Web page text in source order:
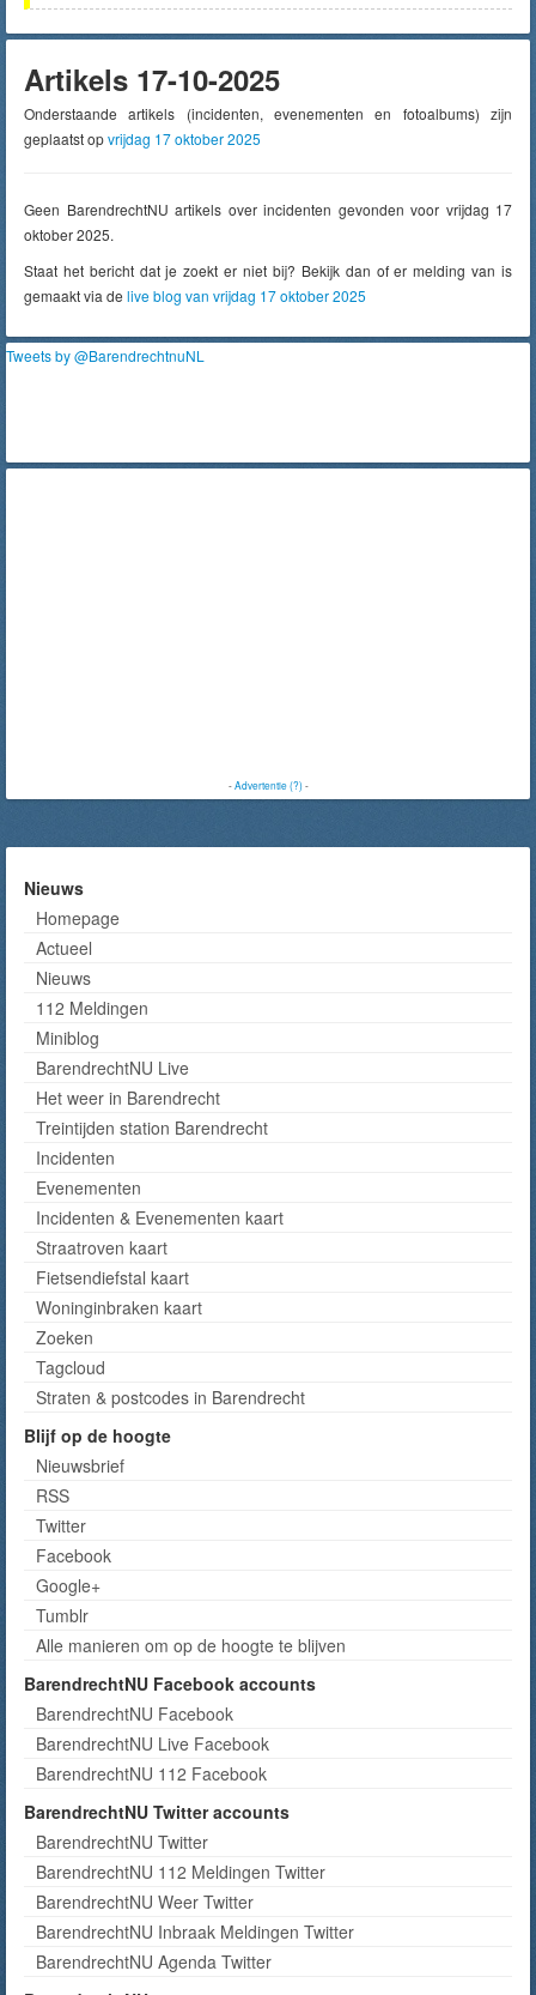
Artikels 17-10-2025
Onderstaande artikels (incidenten, evenementen en fotoalbums) zijn
geplaatst opvrijdag 17 oktober 2025
Geen BarendrechtNU artikels over incidenten gevonden voor vrijdag 17
oktober 2025.
Staat het bericht dat je zoekt er niet bij? Bekijk dan of er melding van is
gemaakt via de live blog van vrijdag 17 oktober 2025
Tweets by @BarendrechtnuNL
-Advertentie (?)-
Nieuws
Homepage
Actueel
Nieuws
112 Meldingen
Miniblog
BarendrechtNU Live
Het weer in Barendrecht
Treintijden station Barendrecht
Incidenten
Evenementen
Incidenten & Evenementen kaart
Straatroven kaart
Fietsendiefstal kaart
Woninginbraken kaart
Zoeken
Tagcloud
Straten & postcodes in Barendrecht
Blijf op de hoogte
Nieuwsbrief
RSS
Twitter
Facebook
Google+
Tumblr
Alle manieren om op de hoogte te blijven
BarendrechtNU Facebook accounts
BarendrechtNU Facebook
BarendrechtNU Live Facebook
BarendrechtNU 112 Facebook
BarendrechtNU Twitter accounts
BarendrechtNU Twitter
BarendrechtNU 112 Meldingen Twitter
BarendrechtNU Weer Twitter
BarendrechtNU Inbraak Meldingen Twitter
BarendrechtNU Agenda Twitter